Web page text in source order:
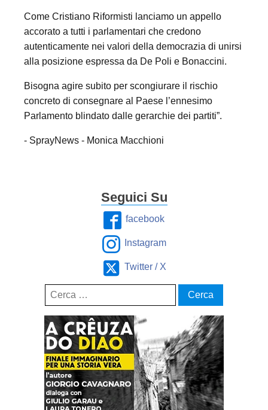
Come Cristiano Riformisti lanciamo un appello
accorato a tutti i parlamentari che credono
autenticamente nei valori della democrazia di unirsi
alla posizione espressa da De Poli e Bonaccini.
Bisogna agire subito per scongiurare il rischio
concreto di consegnare al Paese l’ennesimo
Parlamento blindato dalle gerarchie dei partiti”.
- SprayNews - Monica Macchioni
Seguici Su
facebook
Instagram
Twitter / X
Ricerca
per: